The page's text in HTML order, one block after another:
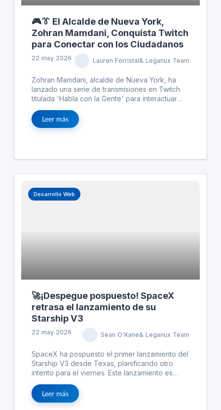
🎮👔 El Alcalde de Nueva York,
Zohran Mamdani, Conquista Twitch
para Conectar con los Ciudadanos
22 may 2026 Lauren Forristal& Leganux Team
Zohran Mamdani, alcalde de Nueva York, ha
lanzado una serie de transmisiones en Twitch
titulada 'Habla con la Gente' para interactuar
que también se transmite en otras plataformas
como YouTube y TikTok, busca conectar con
deportes hasta políticas públicas. Este enfoque
interactúan con el público, especialmente los
jóvenes, y subraya la importancia de las redes
Leer más
Desarrollo Web
🚀¡Despegue pospuesto! SpaceX
retrasa el lanzamiento de su
Starship V3
22 may 2026 Sean O'Kane& Leganux Team
SpaceX ha pospuesto el primer lanzamiento del
Starship V3 desde Texas, planificando otro
intento para el viernes. Este lanzamiento es
solicitud de IPO de SpaceX, aumentando la
presión para demostrar progresos en su
Leer más